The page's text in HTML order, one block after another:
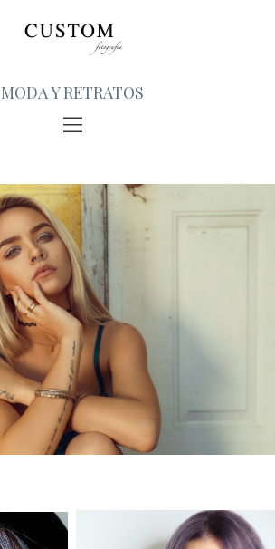
MODA Y RETRATOS